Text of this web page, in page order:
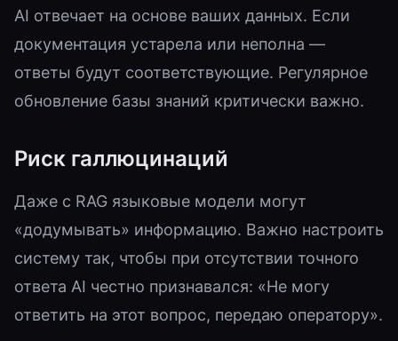
AI отвечает на основе ваших данных. Если
документация устарела или неполна —
ответы будут соответствующие. Регулярное
обновление базы знаний критически важно.
Риск галлюцинаций
Даже с RAG языковые модели могут
«додумывать» информацию. Важно настроить
систему так, чтобы при отсутствии точного
ответа AI честно признавался: «Не могу
ответить на этот вопрос, передаю оператору».